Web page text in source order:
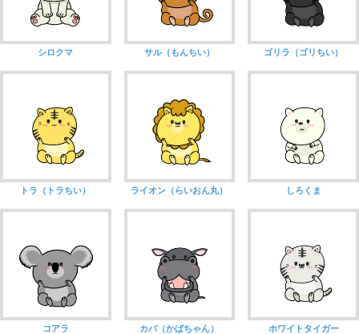
シロクマ サル（もんちい） ゴリラ（ゴリちい）
トラ（トラちい） ライオン（らいおん丸） しろくま
コアラ カバ（かばちゃん） ホワイトタイガー